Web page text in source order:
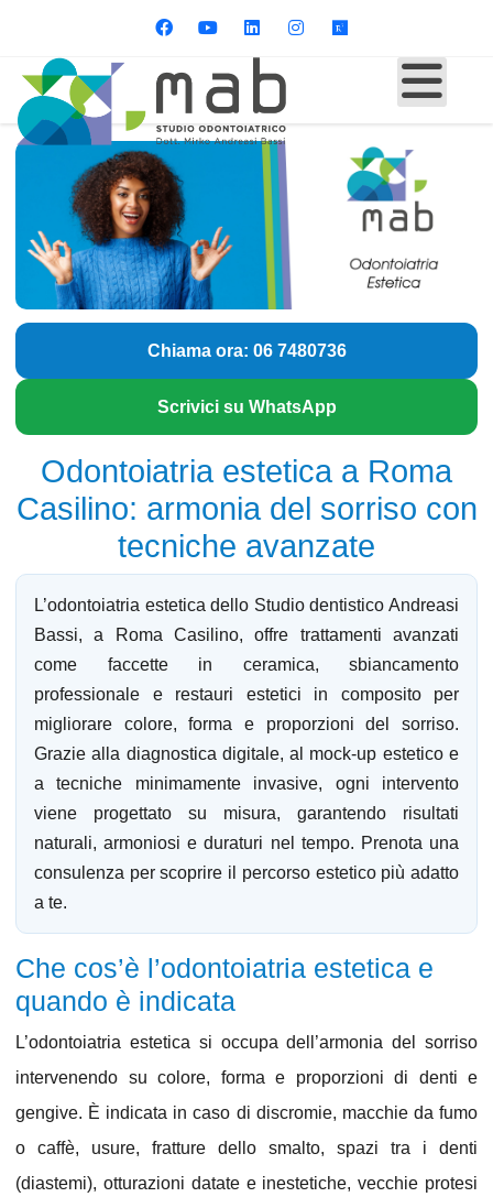
Chiama ora: 06 7480736
Scrivici su WhatsApp
Odontoiatria estetica a Roma
Casilino: armonia del sorriso con
tecniche avanzate
L’odontoiatria estetica dello Studio dentistico Andreasi
Bassi, a Roma Casilino, offre trattamenti avanzati
come faccette in ceramica, sbiancamento
professionale e restauri estetici in composito per
migliorare colore, forma e proporzioni del sorriso.
Grazie alla diagnostica digitale, al mock-up estetico e
a tecniche minimamente invasive, ogni intervento
viene progettato su misura, garantendo risultati
naturali, armoniosi e duraturi nel tempo. Prenota una
consulenza per scoprire il percorso estetico più adatto
a te.
Che cos’è l’odontoiatria estetica e
quando è indicata
L’odontoiatria estetica si occupa dell’armonia del sorriso
intervenendo su colore, forma e proporzioni di denti e
gengive. È indicata in caso di discromie, macchie da fumo
o caffè, usure, fratture dello smalto, spazi tra i denti
(diastemi), otturazioni datate e inestetiche, vecchie protesi